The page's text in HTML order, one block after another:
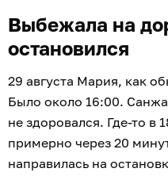
Выбежала на
остановился
29 августа Мария, как
Было около 16:00.
не здоровался. Где-то в
примерно через 20
направилась на